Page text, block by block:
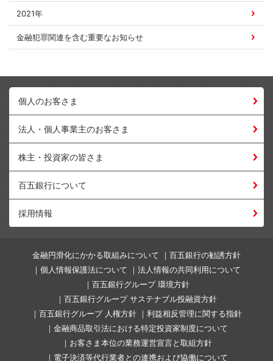
2021年
金融犯罪関連を含む重要なお知らせ
個人のお客さま
法人・個人事業主のお客さま
株主・投資家の皆さま
百五銀行について
採用情報
金融円滑化にかかる取組みについて
百五銀行の勧誘方針
個人情報保護法について
法人情報の共同利用について
百五銀行グループ 環境方針
百五銀行グループ サステナブル投融資方針
百五銀行グループ 人権方針
利益相反管理に関する指針
金融商品取引法における特定投資家制度について
お客さま本位の業務運営宣言と取組方針
電子決済等代行業者との連携および協働について